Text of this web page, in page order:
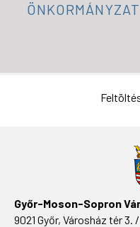
ÖNKORMÁNYZAT
Győr-Moson-Sopron
9021 Győr, Városház tér 3.